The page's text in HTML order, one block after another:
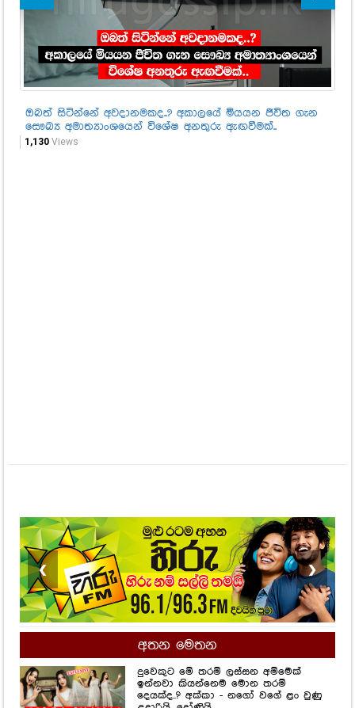
ඔබත් සිටින්නේ අවදානමකද..? අකාලයේ මියයන ජීවිත ගැන
සෞඛ්‍ය අමාත්‍යාංශයෙන් විශේෂ අනතුරු ඇඟවීමක්..
1,130 Views
❮ ❯
අතන මෙතන
දුවෙකුට මේ තරම් ලස්සන අම්මෙක්
ඉන්නවා කියන්නෙම මොන තරම්
දෙයක්ද..? අක්කා - නගෝ වගේ ළං වුණු